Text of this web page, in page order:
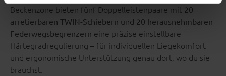
Beckenzone bieten fünf Doppelleistenpaare mit 20
arretierbaren TWIN-Schiebern und 20 herausnehmbaren
Federwegsbegrenzern eine präzise einstellbare
Härtegradregulierung – für individuellen Liegekomfort
und ergonomische Unterstützung genau dort, wo du sie
brauchst.